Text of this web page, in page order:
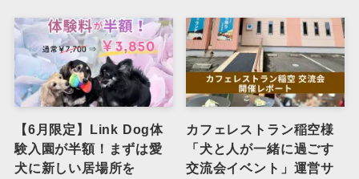
【6月限定】Link Dog体
験入園が半額！まずは愛
犬に新しい居場所を
カフェレストラン稲空様
「犬と人が一緒に過ごす
交流会イベント」運営サ